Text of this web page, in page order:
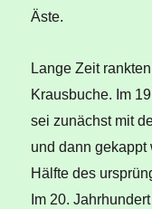
Äste.
Lange Zeit
Krausbuche. Im
sei zunächst mit
und dann gekappt
Hälfte des
Im 20.